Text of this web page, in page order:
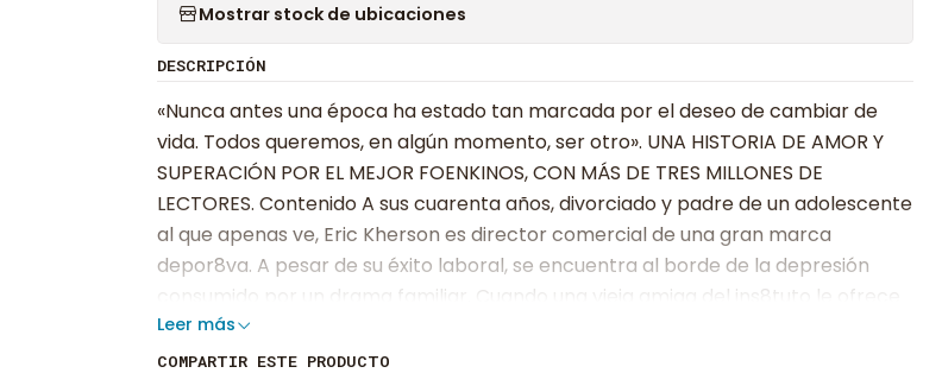
Mostrar stock de ubicaciones
DESCRIPCIÓN
«Nunca antes una época ha estado tan marcada por el deseo de cambiar de
vida. Todos queremos, en algún momento, ser otro». UNA HISTORIA DE AMOR Y
SUPERACIÓN POR EL MEJOR FOENKINOS, CON MÁS DE TRES MILLONES DE
LECTORES. Contenido A sus cuarenta años, divorciado y padre de un adolescente
al que apenas ve, Eric Kherson es director comercial de una gran marca
depor8va. A pesar de su éxito laboral, se encuentra al borde de la depresión
consumido por un drama familiar. Cuando una vieja amiga del ins8tuto le ofrece
un puesto en el Gobierno, él acepta. Pero la alegría es temporal. Durante un
viaje a Seúl para cerrar un importante trato, Eric se encuentra cada vez peor. En
Leer más
COMPARTIR ESTE PRODUCTO